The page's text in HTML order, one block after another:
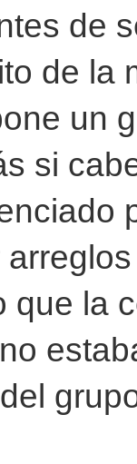
de
de la
un
si
que la